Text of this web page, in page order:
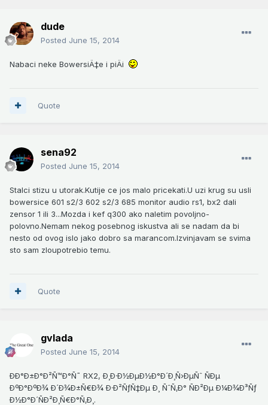
dude
Posted June 15, 2014
Nabaci neke BowersiÄ‡e i piÄi
Quote
sena92
Posted June 15, 2014
Stalci stizu u utorak.Kutije ce jos malo pricekati.U uzi krug su usli
bowersice 601 s2/3 602 s2/3 685 monitor audio rs1, bx2 dali
zensor 1 ili 3...Mozda i kef q300 ako naletim povoljno-
polovno.Nemam nekog posebnog iskustva ali se nadam da bi
nesto od ovog islo jako dobro sa marancom.Izvinjavam se svima
sto sam zloupotrebio temu.
Quote
gvlada
Posted June 15, 2014
ÐÐ°Ð±Ð°Ð²Ñ™Ð°Ñ˜ RX2, Ð¸Ð·Ð½ÐµÐ½Ð°Ð´Ð¸Ñ›ÐµÑˆ ÑÐµ
ÐºÐ°ÐºÐ¾ Ð´Ð¾Ð±Ñ€Ð¾ Ð·Ð²ÑƒÑ‡Ðµ Ð¸ ÑˆÑ‚Ð° ÑÐ²Ðµ Ð¼Ð¾Ð³Ñƒ
Ð½Ð°Ð´ÑÐ²Ð¸Ñ€Ð°Ñ‚Ð¸.